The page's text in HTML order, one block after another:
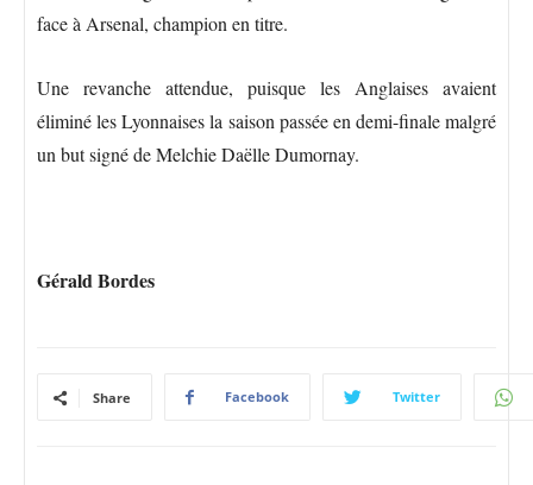
face à Arsenal, champion en titre.
Une revanche attendue, puisque les Anglaises avaient
éliminé les Lyonnaises la saison passée en demi-finale malgré
un but signé de Melchie Daëlle Dumornay.
Gérald Bordes
Share Facebook Twitter